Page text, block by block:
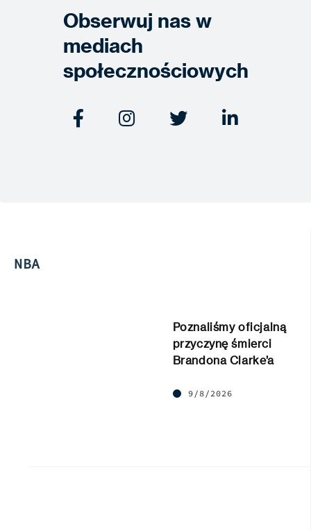
Obserwuj nas w
mediach
społecznościowych
   
NBA
Poznaliśmy oficjalną
przyczynę śmierci
Brandona Clarke’a
9/8/2026